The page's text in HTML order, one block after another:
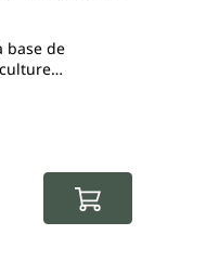
base de